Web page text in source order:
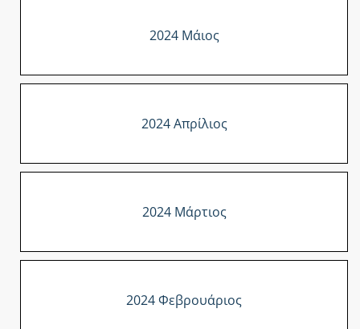
2024 Μάιος
2024 Απρίλιος
2024 Μάρτιος
2024 Φεβρουάριος